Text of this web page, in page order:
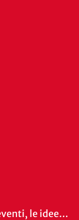
le idee…